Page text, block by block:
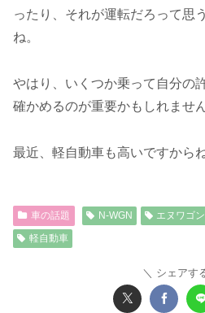
ったり、それが運転だろって思
ね。
やはり、いくつか乗って自分の
確かめるのが重要かもしれません
最近、軽自動車も高いですからね
車の話題 N-WGN エヌワゴン
軽自動車
シェアす